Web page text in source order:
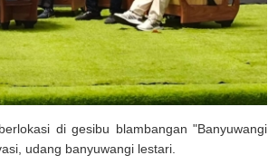
di gesibu blambangan "Banyuwangi
udang banyuwangi lestari.